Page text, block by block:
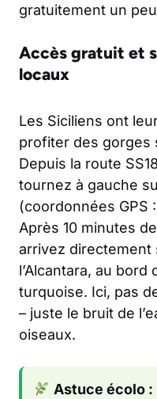
gratuitement un
Accès gratuit et
locaux
Les Siciliens ont
profiter des gorges
Depuis la route
tournez à gauche
(coordonnées GPS
Après 10 minutes
arrivez directement
l’Alcantara, au bord
turquoise. Ici, pas
– juste le bruit de
oiseaux.
Astuce écolo :